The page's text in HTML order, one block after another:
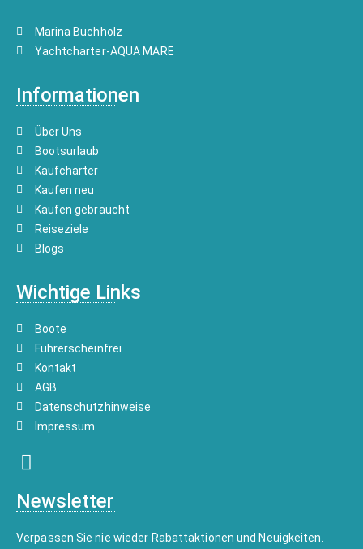
Marina Buchholz
Yachtcharter-AQUA MARE
Informationen
Über Uns
Bootsurlaub
Kaufcharter
Kaufen neu
Kaufen gebraucht
Reiseziele
Blogs
Wichtige Links
Boote
Führerscheinfrei
Kontakt
AGB
Datenschutzhinweise
Impressum
Newsletter
Verpassen Sie nie wieder Rabattaktionen und Neuigkeiten.